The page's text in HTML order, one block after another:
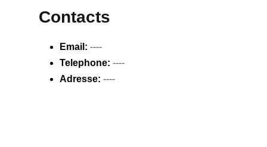
Contacts
Email: ----
Telephone: ----
Adresse: ----